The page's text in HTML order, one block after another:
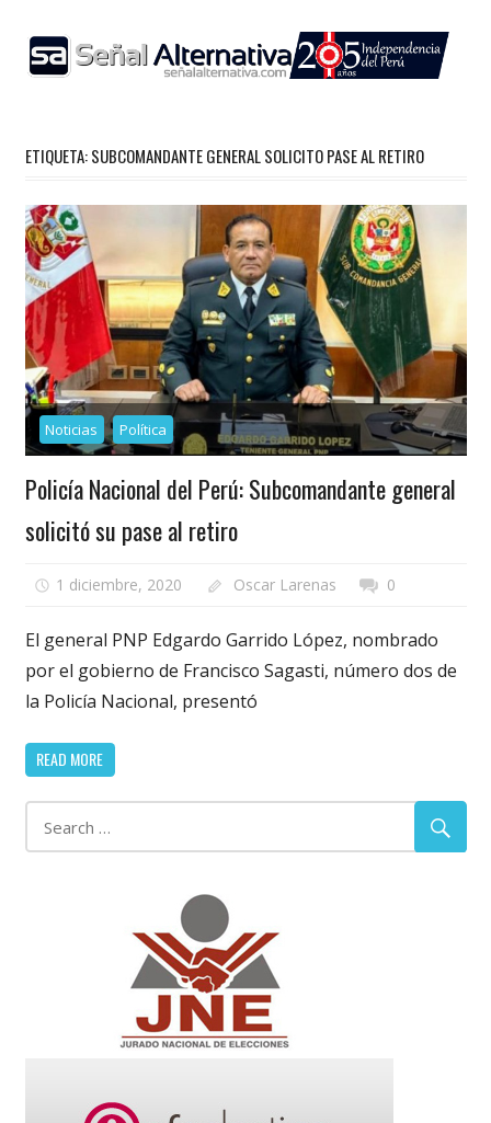
content
ETIQUETA:SUBCOMANDANTE GENERAL SOLICITO PASE AL RETIRO
Noticias Política
Policía Nacional del Perú: Subcomandante general
solicitó su pase al retiro
1 diciembre, 2020 Oscar Larenas 0
El general PNP Edgardo Garrido López, nombrado
por el gobierno de Francisco Sagasti, número dos de
la Policía Nacional, presentó
READ MORE